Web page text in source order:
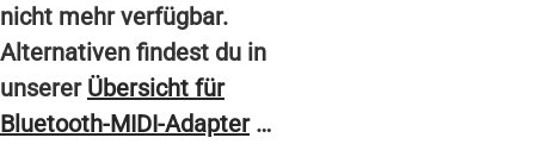
nicht mehr verfügbar.
Alternativen findest du in
unserer Übersicht für
Bluetooth-MIDI-Adapter…